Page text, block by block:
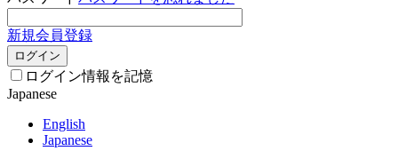
新規会員登録
ログイン
ログイン情報を記憶
Japanese
English
Japanese